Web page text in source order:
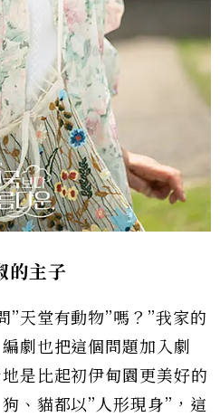
的主子
”天堂有動物”嗎？”我家的
劇也把這個問題加入劇
是比起初伊甸園更美好的
、貓都以”人形現身”，這